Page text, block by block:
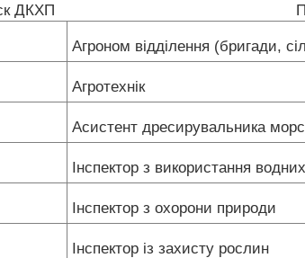
ДКХП
Агроном відділення (бригади,
Агротехнік
Асистент дресирувальника
Інспектор з використання
Інспектор з охорони природи
Інспектор із захисту рослин